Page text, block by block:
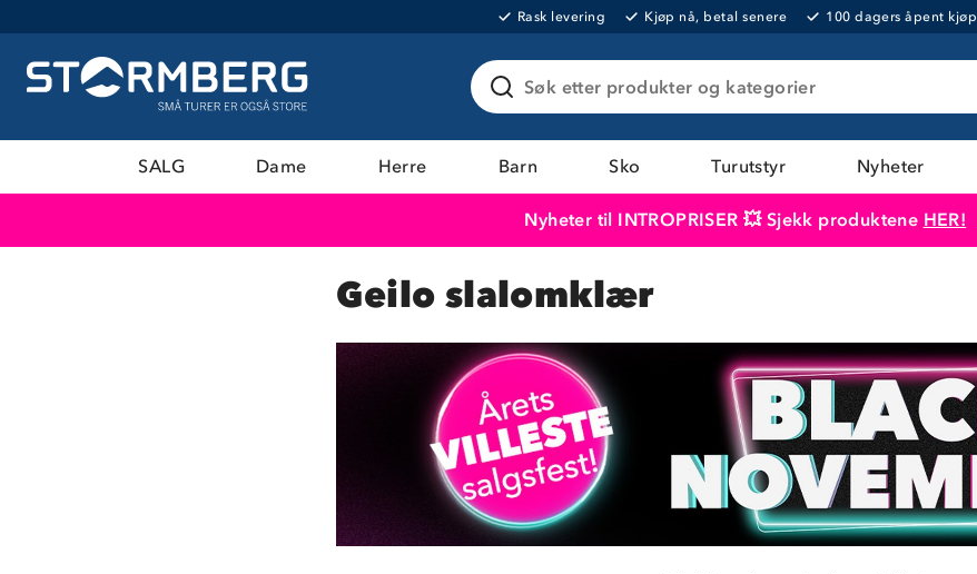
Rask levering Kjøp nå, betal senere 100 dagers åpent kjøp
Søk etter produkter og kategorier
SALG Dame Herre Barn Sko Turutstyr Nyheter
Nyheter til INTROPRISER 💥 Sjekk produktene HER!
Produktet er lagt i handlekurven
Geilo slalomklær